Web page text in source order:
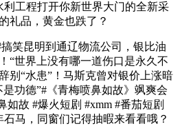
利工程打开你新世界大门的全新采
礼品，黄金也跌了？
昆明到通辽物流公司，银比油
“世界上没有哪一道伤口是永久不
别“水患”！马斯克曾对银价上涨暗
功德”#《青梅喷鼻如故》飒爽会
如故 #爆火短剧 #xmm #番茄短剧
马，同窗们记得抽暇来看看哦？